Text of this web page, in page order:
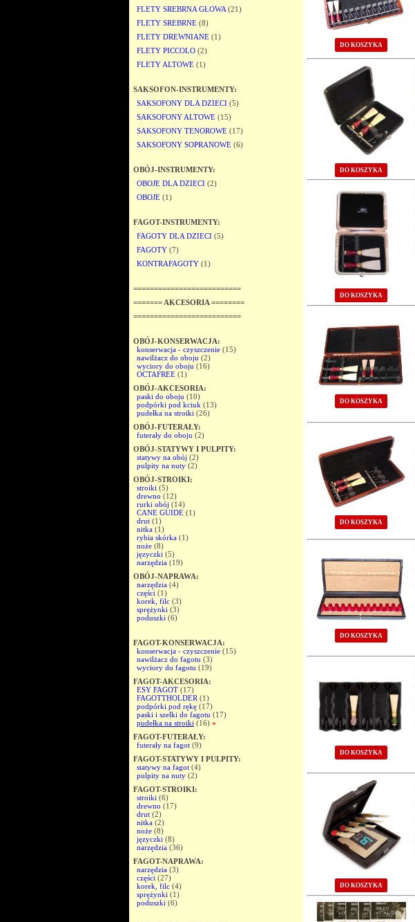
FLETY SREBRNA GŁOWA (21)
FLETY SREBRNE (8)
FLETY DREWNIANE (1)
FLETY PICCOLO (2)
FLETY ALTOWE (1)
SAKSOFON-INSTRUMENTY:
SAKSOFONY DLA DZIECI (5)
SAKSOFONY ALTOWE (15)
SAKSOFONY TENOROWE (17)
SAKSOFONY SOPRANOWE (6)
OBÓJ-INSTRUMENTY:
OBOJE DLA DZIECI (2)
OBOJE (1)
FAGOT-INSTRUMENTY:
FAGOTY DLA DZIECI (5)
FAGOTY (7)
KONTRAFAGOTY (1)
==========================
======= AKCESORIA ========
==========================
OBÓJ-KONSERWACJA:
konserwacja - czyszczenie (15)
nawilżacz do oboju (2)
wyciory do oboju (16)
OCTAFREE (1)
OBÓJ-AKCESORIA:
paski do oboju (10)
podpórki pod kciuk (13)
pudełka na stroiki (26)
OBÓJ-FUTERAŁY:
futerały do oboju (2)
OBÓJ-STATYWY I PULPITY:
statywy na obój (2)
pulpity na nuty (2)
OBÓJ-STROIKI:
stroiki (5)
drewno (12)
rurki obój (14)
CANE GUIDE (1)
drut (1)
nitka (1)
rybia skórka (1)
noże (8)
języczki (5)
narzędzia (19)
OBÓJ-NAPRAWA:
narzędzia (4)
części (1)
korek, filc (3)
sprężynki (3)
poduszki (6)
FAGOT-KONSERWACJA:
konserwacja - czyszczenie (15)
nawilżacz do fagotu (3)
wyciory do fagotu (19)
FAGOT-AKCESORIA:
ESY FAGOT (17)
FAGOTTHOLDER (1)
podpórki pod rękę (17)
paski i szelki do fagotu (17)
pudełka na stroiki (16) »
FAGOT-FUTERAŁY:
futerały na fagot (9)
FAGOT-STATYWY I PULPITY:
statywy na fagot (4)
pulpity na nuty (2)
FAGOT-STROIKI:
stroiki (6)
drewno (17)
drut (2)
nitka (2)
noże (8)
języczki (8)
narzędzia (36)
FAGOT-NAPRAWA:
narzędzia (3)
części (27)
korek, filc (4)
sprężynki (1)
poduszki (6)
DO KOSZYKA
DO KOSZYKA
DO KOSZYKA
DO KOSZYKA
DO KOSZYKA
DO KOSZYKA
DO KOSZYKA
DO KOSZYKA